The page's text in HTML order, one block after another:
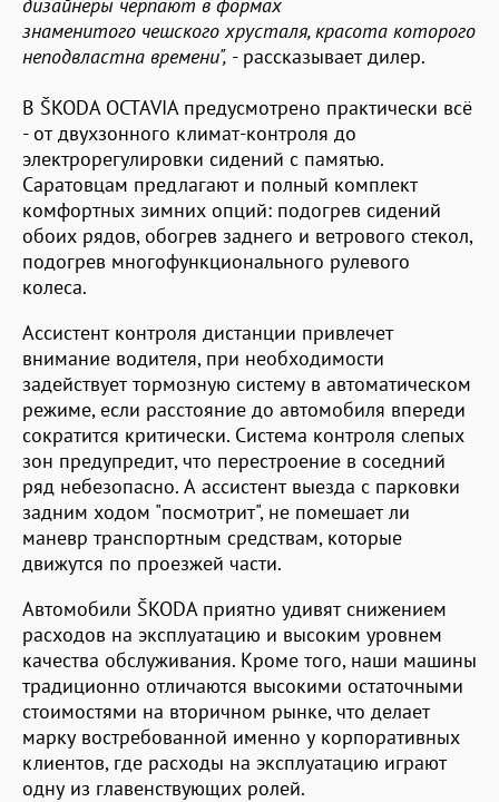
знаменитого чешского хрусталя, красота которого
неподвластна времени", - рассказывает дилер.
В ŠKODA OCTAVIA предусмотрено практически всё
- от двухзонного климат-контроля до
электрорегулировки сидений с памятью.
Саратовцам предлагают и полный комплект
комфортных зимних опций: подогрев сидений
обоих рядов, обогрев заднего и ветрового стекол,
подогрев многофункционального рулевого
колеса.
Ассистент контроля дистанции привлечет
внимание водителя, при необходимости
задействует тормозную систему в автоматическом
режиме, если расстояние до автомобиля впереди
сократится критически. Система контроля слепых
зон предупредит, что перестроение в соседний
ряд небезопасно. А ассистент выезда с парковки
задним ходом "посмотрит", не помешает ли
маневр транспортным средствам, которые
движутся по проезжей части.
Автомобили ŠKODA приятно удивят снижением
расходов на эксплуатацию и высоким уровнем
качества обслуживания. Кроме того, наши машины
традиционно отличаются высокими остаточными
стоимостями на вторичном рынке, что делает
марку востребованной именно у корпоративных
клиентов, где расходы на эксплуатацию играют
одну из главенствующих ролей.